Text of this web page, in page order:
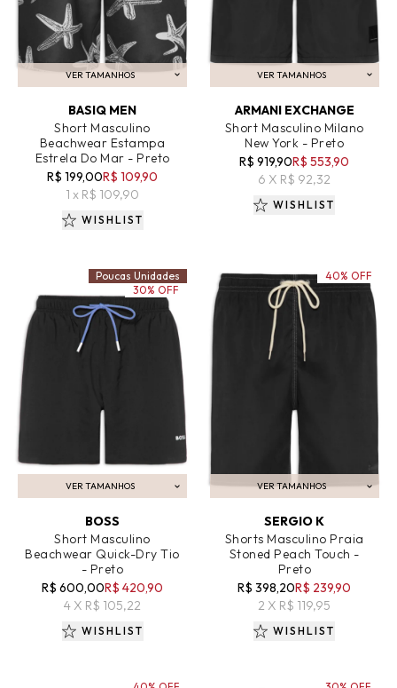
VER TAMANHOS
ADICIONAR AO CARRINHO
BASIQ MEN
Short Masculino
Beachwear Estampa
Estrela Do Mar - Preto
R$ 199,00R$ 109,90
1 x R$ 109,90
WISHLIST
VER TAMANHOS
ADICIONAR AO CARRINHO
ARMANI EXCHANGE
Short Masculino Milano
New York - Preto
R$ 919,90R$ 553,90
6 X R$ 92,32
WISHLIST
VER TAMANHOS
ADICIONAR AO CARRINHO
BOSS
Short Masculino
Beachwear Quick-Dry Tio
- Preto
R$ 600,00R$ 420,90
4 X R$ 105,22
Poucas Unidades
30% OFF
WISHLIST
VER TAMANHOS
ADICIONAR AO CARRINHO
SERGIO K
Shorts Masculino Praia
Stoned Peach Touch -
Preto
R$ 398,20R$ 239,90
2 X R$ 119,95
40% OFF
WISHLIST